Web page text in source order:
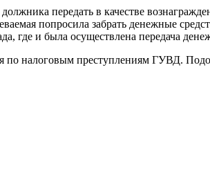
передать в качестве
попросила забрать денежные
где и была осуществлена передача
налоговым преступлениям ГУВД.